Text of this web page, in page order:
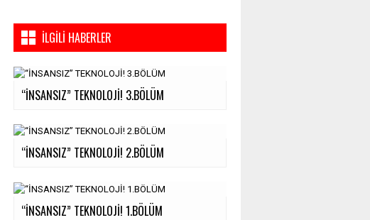
İLGILI HABERLER
“İNSANSIZ” TEKNOLOJİ! 3.BÖLÜM
“İNSANSIZ” TEKNOLOJİ! 2.BÖLÜM
“İNSANSIZ” TEKNOLOJİ! 1.BÖLÜM